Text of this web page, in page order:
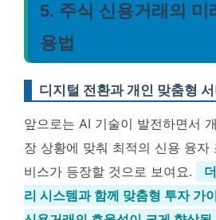
5. 주식 신용거래의 미
용법
디지털 전환과 개인 맞춤형
앞으로는 AI 기술이 발전하면서
장 상황에 맞춰 최적의 신용 융자
비스가 등장할 것으로 보여요.
리 시스템과 함께 맞춤형 투자 가